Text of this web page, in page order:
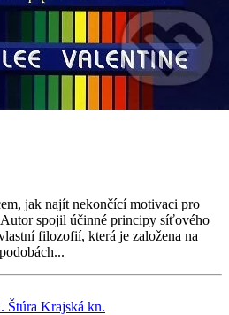
jak najít nekončící motivaci pro
spojil účinné principy síťového
filozofií, která je založena na
Štúra Krajská kn.